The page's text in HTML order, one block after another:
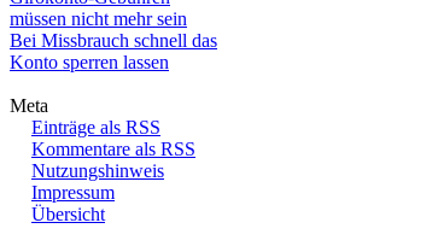
müssen nicht mehr sein
Bei Missbrauch schnell das
Konto sperren lassen
Meta
Einträge als RSS
Kommentare als RSS
Nutzungshinweis
Impressum
Übersicht